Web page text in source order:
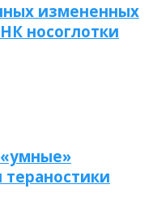
измененных
носоглотки